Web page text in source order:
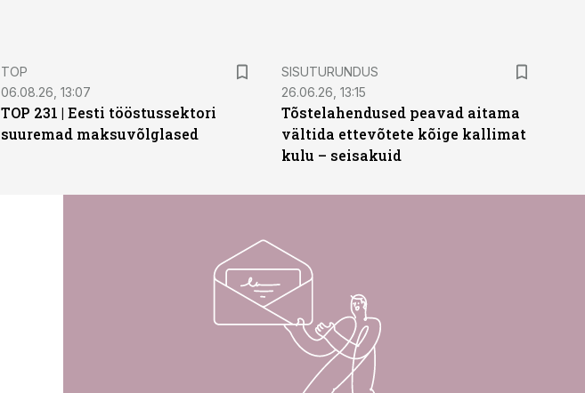
TOP
06.08.26, 13:07
TOP 231 | Eesti tööstussektori
suuremad maksuvõlglased
ST
SISUTURUNDUS
26.06.26, 13:15
Tõstelahendused peavad aitama
vältida ettevõtete kõige kallimat
kulu – seisakuid